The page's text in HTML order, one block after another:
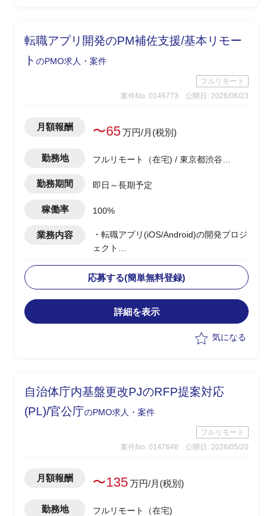
て、
どの商品ジャンルで市場ポジションを狙
→調査自体は、あまり難易度は高くな
く、地道なディスクトップ調査がメイン
・基幹システムを含めたシステム領域
は、弊社コンサル担当がおり、双方で連
いく
・CRM構想として期待されているポイン
トは、OMO機能、EC機能、MA&CDP活
用によるパーソナライズCRMなど
転職アプリ開発のPM補佐支援/基本リモー
ト のPMO求人・案件
フルリモート
案件No. 0146773
公開日: 2026/06/23
月額報酬 〜65万円/月(税別)
勤務地
フルリモート（在宅) / 東京都渋谷区
勤務期間 即日～長期予定
稼働率 100%
業務内容
・転職アプリ(iOS/Android)の開発プロジ
ェクト
・PMサポートとして、以下の業務を実
施予定
-開発チームの作業・進捗管理(Backlog
等)および開発・リリース計画の立案
の可能性あり(0.5工数×2など)
応募する(簡単無料登録)
詳細を表示
気になる
自治体庁内基盤更改PJのRFP提案対応
(PL)/官公庁のPMO求人・案件
フルリモート
案件No. 0147648
公開日: 2026/05/20
月額報酬 〜135万円/月(税別)
勤務地 フルリモート（在宅)